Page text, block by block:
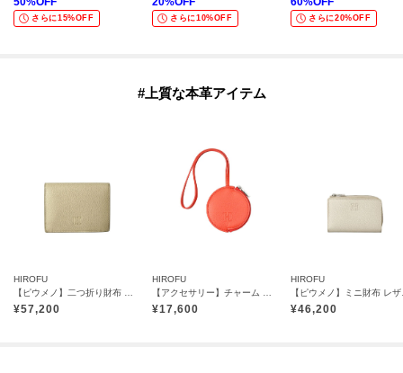
さらに15%OFF さらに10%OFF さらに20%OFF
#上質な本革アイテム
HIROFU
【ピウメノ】二つ折り財布 レザー コンパクトウォレット 本革（商品番号：P25-65405）
¥57,200
HIROFU
【アクセサリー】チャーム ポーチ レザー 本革（商品番号：P25－65612）
¥17,600
HIROFU
【ピウメ
¥46,200